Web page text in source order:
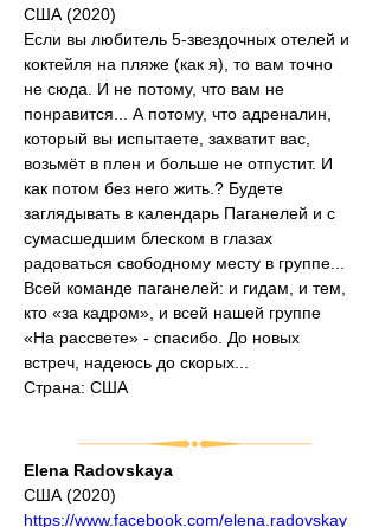
США (2020)
Если вы любитель 5-звездочных отелей и
коктейля на пляже (как я), то вам точно
не сюда. И не потому, что вам не
понравится... А потому, что адреналин,
который вы испытаете, захватит вас,
возьмёт в плен и больше не отпустит. И
как потом без него жить.? Будете
заглядывать в календарь Паганелей и с
сумасшедшим блеском в глазах
радоваться свободному месту в группе...
Всей команде паганелей: и гидам, и тем,
кто «за кадром», и всей нашей группе
«На рассвете» - спасибо. До новых
встреч, надеюсь до скорых...
Страна: США
Elena Radovskaya
США (2020)
https://www.facebook.com/elena.radovskay